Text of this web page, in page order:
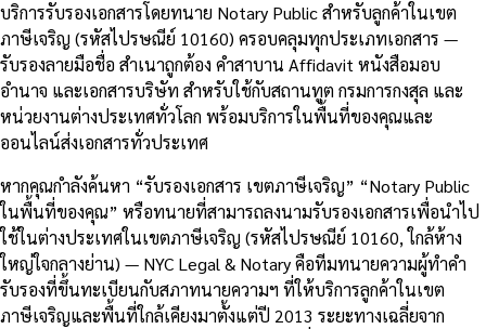
บริการรับรองเอกสารโดยทนาย Notary Public สำหรับลูกค้าในเขต
ภาษีเจริญ (รหัสไปรษณีย์ 10160) ครอบคลุมทุกประเภทเอกสาร —
รับรองลายมือชื่อ สำเนาถูกต้อง คำสาบาน Affidavit หนังสือมอบ
อำนาจ และเอกสารบริษัท สำหรับใช้กับสถานทูต กรมการกงสุล และ
หน่วยงานต่างประเทศทั่วโลก พร้อมบริการในพื้นที่ของคุณและ
ออนไลน์ส่งเอกสารทั่วประเทศ
หากคุณกำลังค้นหา “รับรองเอกสาร เขตภาษีเจริญ” “Notary Public
ในพื้นที่ของคุณ” หรือทนายที่สามารถลงนามรับรองเอกสารเพื่อนำไป
ใช้ในต่างประเทศในเขตภาษีเจริญ (รหัสไปรษณีย์ 10160, ใกล้ห้าง
ใหญ่ใจกลางย่าน) — NYC Legal & Notary คือทีมทนายความผู้ทำคำ
รับรองที่ขึ้นทะเบียนกับสภาทนายความฯ ที่ให้บริการลูกค้าในเขต
ภาษีเจริญและพื้นที่ใกล้เคียงมาตั้งแต่ปี 2013 ระยะทางเฉลี่ยจาก